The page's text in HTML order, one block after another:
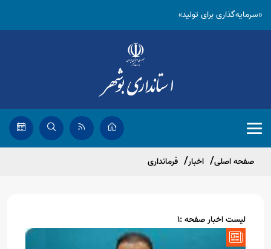
«سرمایه‌گذاری برای تولید»
صفحه اصلی اخبار فرمانداری
لیست اخبار صفحه :1